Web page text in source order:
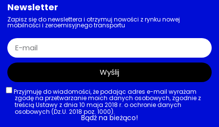
Newsletter
Zapisz się do newslettera i otrzymuj nowości z rynku nowej
mobilności i zeroemisyjnego transportu
Przyjmuję do wiadomości, że podając adres e-mail wyrażam
zgodę na przetwarzanie moich danych osobowych, zgodnie z
treścią Ustawy z dnia 10 maja 2018 r. o ochronie danych
osobowych (Dz.U. 2018 poz. 1000).
Wyślij
Bądź na bieżąco!